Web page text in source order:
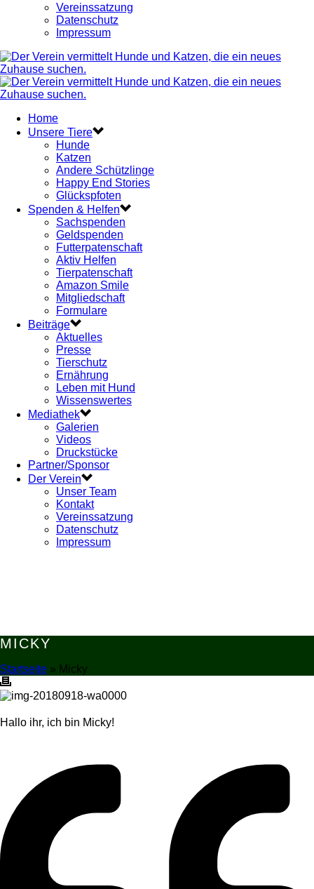
Vereinssatzung
Datenschutz
Impressum
Home
Unsere Tiere
Hunde
Katzen
Andere Schützlinge
Happy End Stories
Glückspfoten
Spenden & Helfen
Sachspenden
Geldspenden
Futterpatenschaft
Aktiv Helfen
Tierpatenschaft
Amazon Smile
Mitgliedschaft
Formulare
Beiträge
Aktuelles
Presse
Tierschutz
Ernährung
Leben mit Hund
Wissenswertes
Mediathek
Galerien
Videos
Druckstücke
Partner/Sponsor
Der Verein
Unser Team
Kontakt
Vereinssatzung
Datenschutz
Impressum
MICKY
Startseite » Micky
Hallo ihr, ich bin Micky!